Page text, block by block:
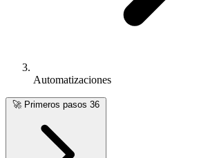
Automatizaciones
🚀 Primeros pasos 36